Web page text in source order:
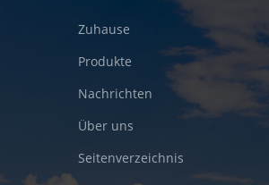
Zuhause
Produkte
Nachrichten
Über uns
Seitenverzeichnis